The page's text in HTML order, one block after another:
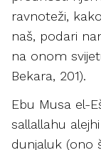
ravnoteži,
naš, podari
na onom
Bekara, 201).
Ebu Musa el-
sallallahu
dunjaluk (ono